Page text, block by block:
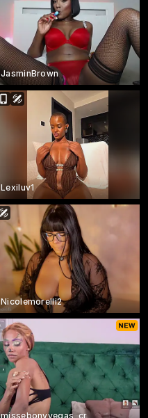
JasminBrown
Lexiluv1
Nicolemorelli2
missebonyvegas_cr